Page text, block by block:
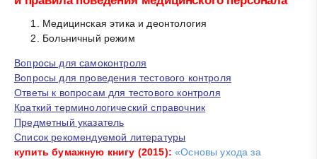
Медицинская этика и деонтология
Больничный режим
Вопросы для самоконтроля
Вопросы для проведения тестового контроля
Ответы к вопросам для тестового контроля
Краткий терминологический справочник
Предметный указатель
Список рекомендуемой литературы
купить бумажную книгу (2015):«Основы ухода за